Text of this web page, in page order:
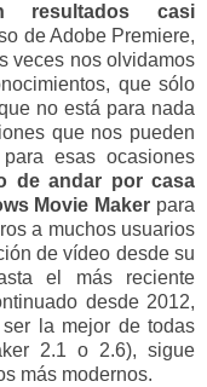
resultados casi
de Adobe Premiere,
veces nos olvidamos
que sólo
no está para nada
que nos pueden
esas ocasiones
de andar por casa
Movie Maker para
a muchos usuarios
de vídeo desde su
el más reciente
desde 2012,
la mejor de todas
2.1 o 2.6), sigue
más modernos.